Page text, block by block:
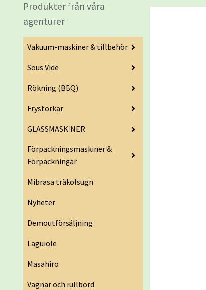
Produkter från våra
agenturer
Vakuum-maskiner & tillbehör
Sous Vide
Rökning (BBQ)
Frystorkar
GLASSMASKINER
Förpackningsmaskiner &
Förpackningar
Mibrasa träkolsugn
Nyheter
Demoutförsäljning
Laguiole
Masahiro
Vagnar och rullbord